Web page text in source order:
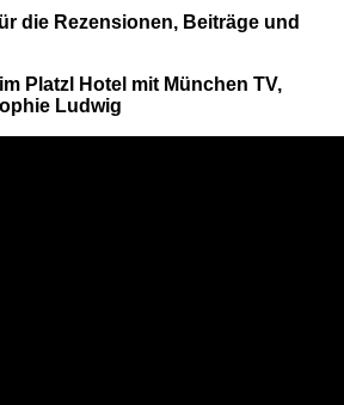
die Rezensionen, Beiträge und
Platzl Hotel mit München TV,
Ludwig